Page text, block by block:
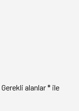
Gerekli alanlar*ile